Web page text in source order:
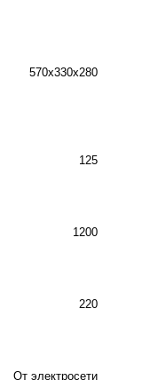
570х330х280
125
1200
220
От электросети